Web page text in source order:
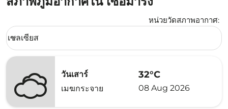
หน่วยวัดสภาพอากาศ:
Weather unit option เซลเซียส Selected
เซลเซียส
keyboard_arrow_down
วันเสาร์
เมฆกระจาย
32°C
08 Aug 2026